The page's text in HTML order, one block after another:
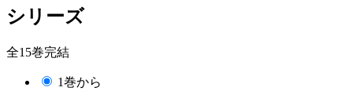
シリーズ
全15巻完結
1巻から